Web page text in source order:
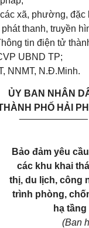
xã, phường, đặc
thanh, truyền
tin điện tử
UBND TP;
NNMT, N.Đ.Minh.
ỦY BAN NHÂN
PHỐ HẢI
Bảo đảm yêu
các khu khai
thị, du lịch, công
trình phòng,
hạ
(Ban